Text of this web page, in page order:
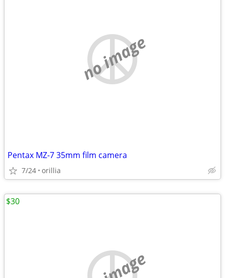
no image
Pentax MZ-7 35mm film camera
7/24 orillia
$30